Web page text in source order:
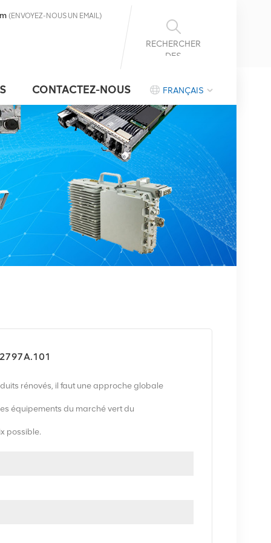
RECHERCHER
DES
(ENVOYEZ-NOUS UN EMAIL)
CONTACTEZ-NOUS FRANÇAIS
rénovés, il faut une approche globale
équipements du marché vert du
possible.